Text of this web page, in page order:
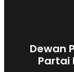
Dewan
Partai